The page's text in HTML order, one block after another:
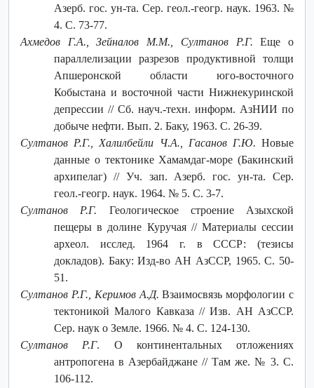
Азерб. гос. ун-та. Сер. геол.-геогр. наук. 1963. №
4. С. 73-77.
Ахмедов Г.А., Зейналов М.М., Султанов Р.Г. Еще о
параллелизации разрезов продуктивной толщи
Апшеронской области юго-восточного
Кобыстана и восточной части Нижнекуринской
депрессии // Сб. науч.-техн. информ. АзНИИ по
добыче нефти. Вып. 2. Баку, 1963. С. 26-39.
Султанов Р.Г., Халилбейли Ч.А., Гасанов Г.Ю. Новые
данные о тектонике Хамамдаг-море (Бакинский
архипелаг) // Уч. зап. Азерб. гос. ун-та. Сер.
геол.-геогр. наук. 1964. № 5. С. 3-7.
Султанов Р.Г. Геологическое строение Азыхской
пещеры в долине Куручая // Материалы сессии
археол. исслед. 1964 г. в СССР: (тезисы
докладов). Баку: Изд-во АН АзССР, 1965. С. 50-
51.
Султанов Р.Г., Керимов А.Д. Взаимосвязь морфологии с
тектоникой Малого Кавказа // Изв. АН АзССР.
Сер. наук о Земле. 1966. № 4. С. 124-130.
Султанов Р.Г. О континентальных отложениях
антропогена в Азербайджане // Там же. № 3. С.
106-112.